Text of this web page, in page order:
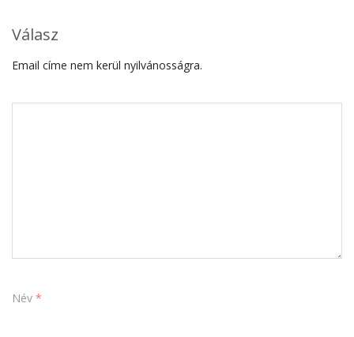
Válasz
Email címe nem kerül nyilvánosságra.
Név *